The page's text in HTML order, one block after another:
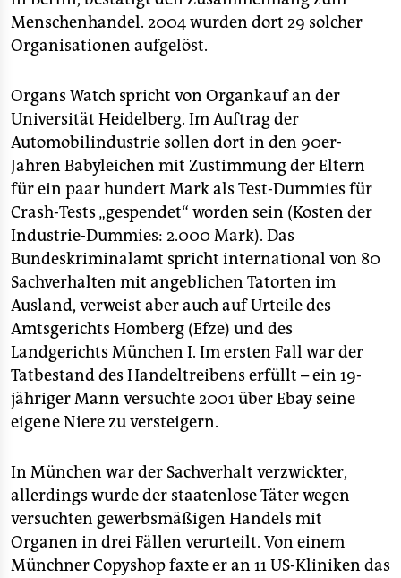
Menschenhandel. 2004 wurden dort 29 solcher
Organisationen aufgelöst.
Organs Watch spricht von Organkauf an der
Universität Heidelberg. Im Auftrag der
Automobilindustrie sollen dort in den 90er-
Jahren Babyleichen mit Zustimmung der Eltern
für ein paar hundert Mark als Test-Dummies für
Crash-Tests „gespendet“ worden sein (Kosten der
Industrie-Dummies: 2.000 Mark). Das
Bundeskriminalamt spricht international von 80
Sachverhalten mit angeblichen Tatorten im
Ausland, verweist aber auch auf Urteile des
Amtsgerichts Homberg (Efze) und des
Landgerichts München I. Im ersten Fall war der
Tatbestand des Handeltreibens erfüllt – ein 19-
jähriger Mann versuchte 2001 über Ebay seine
eigene Niere zu versteigern.
In München war der Sachverhalt verzwickter,
allerdings wurde der staatenlose Täter wegen
versuchten gewerbsmäßigen Handels mit
Organen in drei Fällen verurteilt. Von einem
Münchner Copyshop faxte er an 11 US-Kliniken das